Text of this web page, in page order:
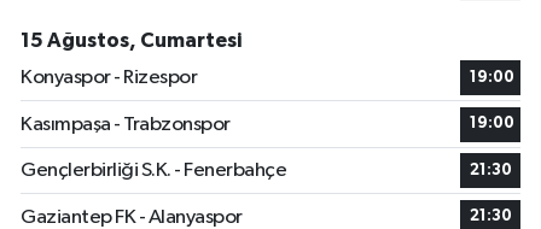
15 Ağustos, Cumartesi
Konyaspor - Rizespor
19:00
Kasımpaşa - Trabzonspor 19:00
Gençlerbirliği S.K. - Fenerbahçe 21:30
Gaziantep FK - Alanyaspor 21:30